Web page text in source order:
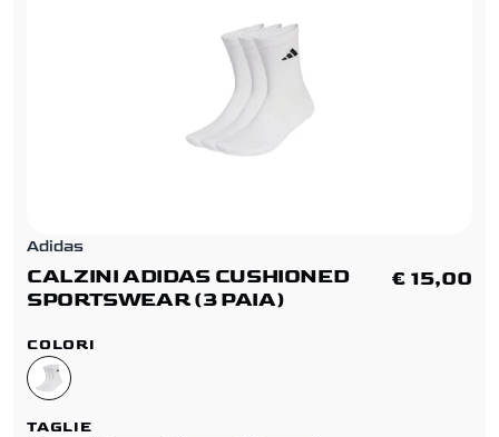
Adidas
CALZINI ADIDAS CUSHIONED
SPORTSWEAR (3 PAIA)
€ 15,00
COLORI
TAGLIE